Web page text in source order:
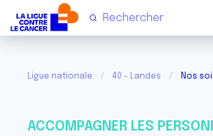
Ligue nationale 40 - Landes Nos
ACCOMPAGNER LES